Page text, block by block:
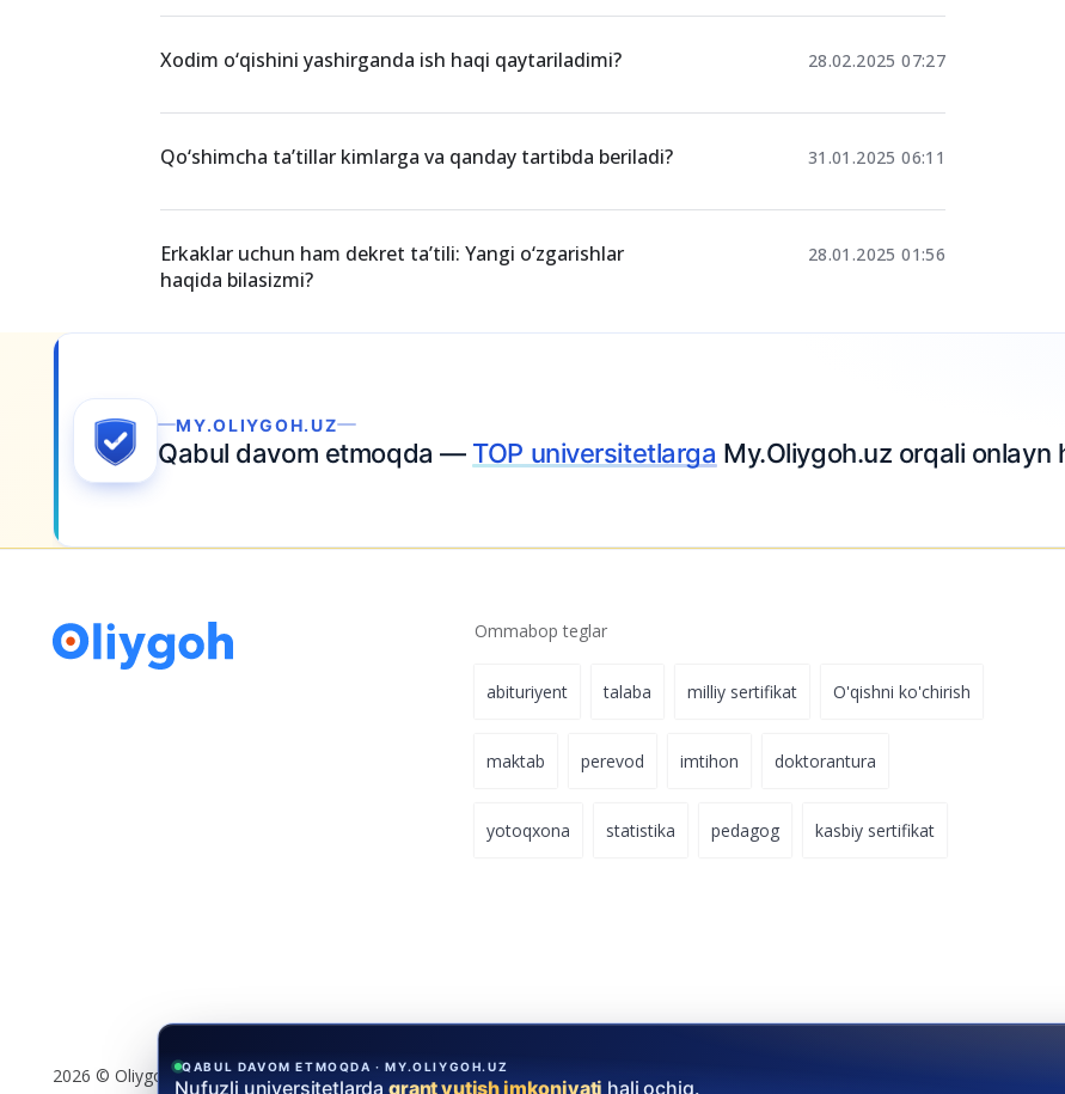
Xodim o‘qishini yashirganda ish haqi qaytariladimi? 28.02.2025 07:27
Qo‘shimcha ta’tillar kimlarga va qanday tartibda beriladi? 31.01.2025 06:11
Erkaklar uchun ham dekret ta’tili: Yangi o‘zgarishlar
haqida bilasizmi?
28.01.2025 01:56
Ariza topshiring
Ommabop teglar
abituriyent talaba milliy sertifikat O'qishni ko'chirish
maktab perevod imtihon doktorantura
yotoqxona statistika pedagog kasbiy sertifikat
2026 © Oliygoh.uz, Barcha huquqlar himoyalangan
QABUL DAVOM ETMOQDA · MY.OLIYGOH.UZ
Nufuzli universitetlarda grant yutish imkoniyati hali ochiq.